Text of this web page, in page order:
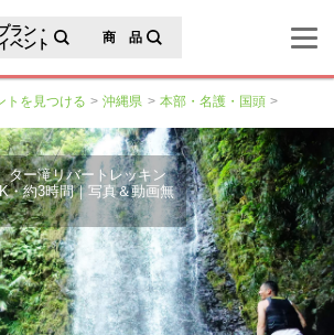
ラン・
ベント
商 品
トを見つける 沖縄県 本部・名護・国頭
ター滝リバートレッキン
・約3時間｜写真＆動画無